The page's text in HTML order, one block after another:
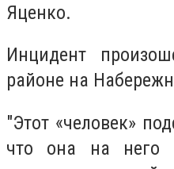
Яценко.
Инцидент
районе на
"Этот «человек»
что она на него